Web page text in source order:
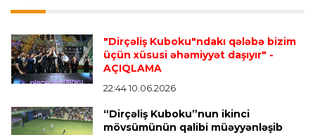
İspaniya L.L. 22:36 06.08.2026
Mourinyo Rodrinin transferi ilə bağlı yaşananlara
"Dirçəliş Kuboku"ndakı qələbə bizim
üçün xüsusi əhəmiyyət daşıyır" -
AÇIQLAMA
22:44 10.06.2026
“Dirçəliş Kuboku”nun ikinci
mövsümünün qalibi müəyyənləşib